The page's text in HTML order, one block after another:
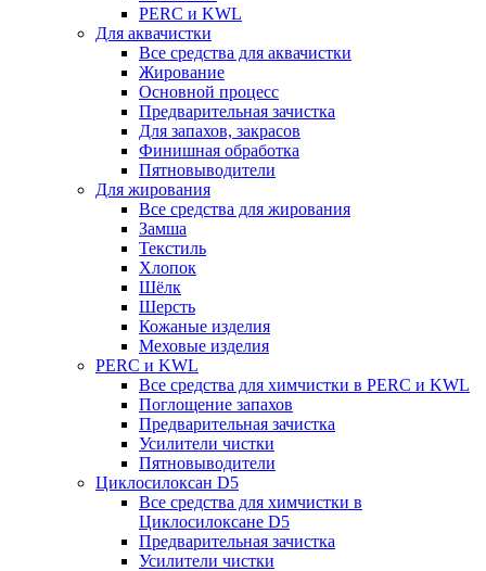
PERC и KWL
Для аквачистки
Все средства для аквачистки
Жирование
Основной процесс
Предварительная зачистка
Для запахов, закрасов
Финишная обработка
Пятновыводители
Для жирования
Все средства для жирования
Замша
Текстиль
Хлопок
Шёлк
Шерсть
Кожаные изделия
Меховые изделия
PERC и KWL
Все средства для химчистки в PERC и KWL
Поглощение запахов
Предварительная зачистка
Усилители чистки
Пятновыводители
Циклосилоксан D5
Все средства для химчистки в
Циклосилоксане D5
Предварительная зачистка
Усилители чистки